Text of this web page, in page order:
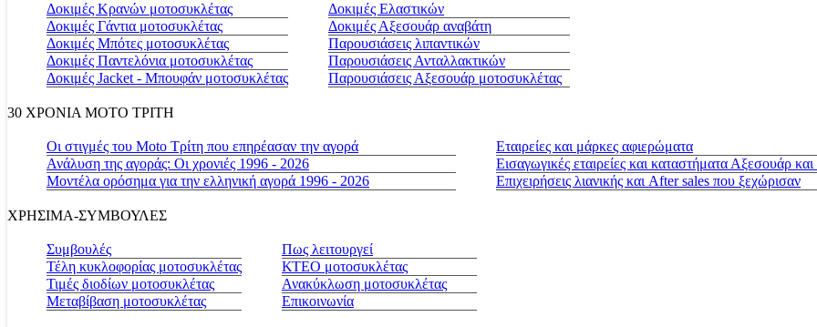
Δοκιμές Κρανών μοτοσυκλέτας
Δοκιμές Γάντια μοτοσυκλέτας
Δοκιμές Μπότες μοτοσυκλέτας
Δοκιμές Παντελόνια μοτοσυκλέτας
Δοκιμές Jacket - Μπουφάν μοτοσυκλέτας
Δοκιμές Ελαστικών
Δοκιμές Αξεσουάρ αναβάτη
Παρουσιάσεις λιπαντικών
Παρουσιάσεις Ανταλλακτικών
Παρουσιάσεις Αξεσουάρ μοτοσυκλέτας
30 ΧΡΟΝΙΑ MOTO ΤΡΙΤΗ
Οι στιγμές του Moto Τρίτη που επηρέασαν την αγορά
Ανάλυση της αγοράς: Οι χρονιές 1996 - 2026
Μοντέλα ορόσημα για την ελληνική αγορά 1996 - 2026
Εταιρείες και μάρκες αφιερώματα
Εισαγωγικές εταιρείες και καταστήματα Αξεσουάρ
Επιχειρήσεις λιανικής και After sales που ξεχώρισαν
ΧΡΗΣΙΜΑ-ΣΥΜΒΟΥΛΕΣ
Συμβουλές
Τέλη κυκλοφορίας μοτοσυκλέτας
Τιμές διοδίων μοτοσυκλέτας
Μεταβίβαση μοτοσυκλέτας
Πως λειτουργεί
ΚΤΕΟ μοτοσυκλέτας
Ανακύκλωση μοτοσυκλέτας
Επικοινωνία